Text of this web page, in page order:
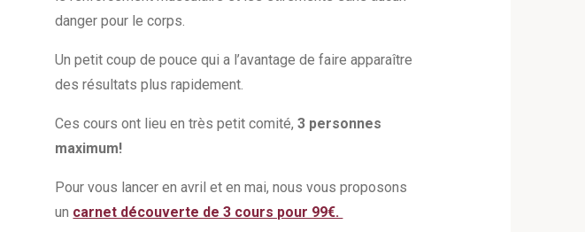
danger pour le corps.
Un petit coup de pouce qui a l’avantage de faire apparaître
des résultats plus rapidement.
Ces cours ont lieu en très petit comité,3 personnes
maximum!
Pour vous lancer en avril et en mai, nous vous proposons
un carnet découverte de 3 cours pour 99€.